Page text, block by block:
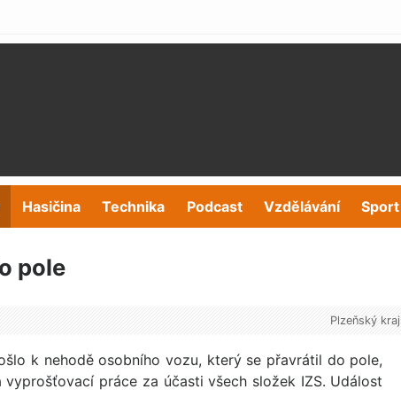
Hasičina Technika Podcast Vzdělávání Sport
pole
Plzeňský kraj
k nehodě osobního vozu, který se přavrátil do pole,
práce za účasti všech složek IZS. Událost